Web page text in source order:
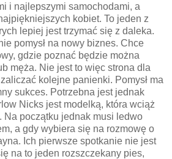
i najlepszymi samochodami, a
kobiet. To jeden z
lepiej jest trzymać się z daleka.
pomysł na nowy biznes. Chce
gdzie poznać będzie można
męża. Nie jest to więc strona dla
kolejne panienki. Pomysł ma
sukces. Potrzebna jest jednak
Nicks jest modelką, która wciąż
Na początku jednak musi ledwo
a gdy wybiera się na rozmowę o
Ich pierwsze spotkanie nie jest
na to jeden rozszczekany pies,